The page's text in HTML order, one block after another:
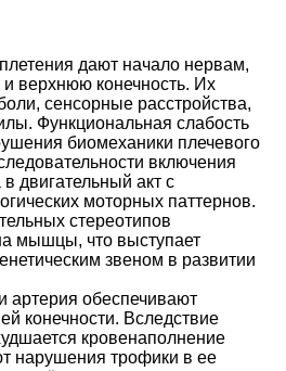
дают начало нервам,
верхнюю конечность. Их
сенсорные расстройства,
Функциональная слабость
биомеханики плечевого
включения
двигательный акт с
моторных паттернов.
стереотипов
мышцы, что выступает
звеном в развитии
обеспечивают
конечности. Вследствие
кровенаполнение
нарушения трофики в ее